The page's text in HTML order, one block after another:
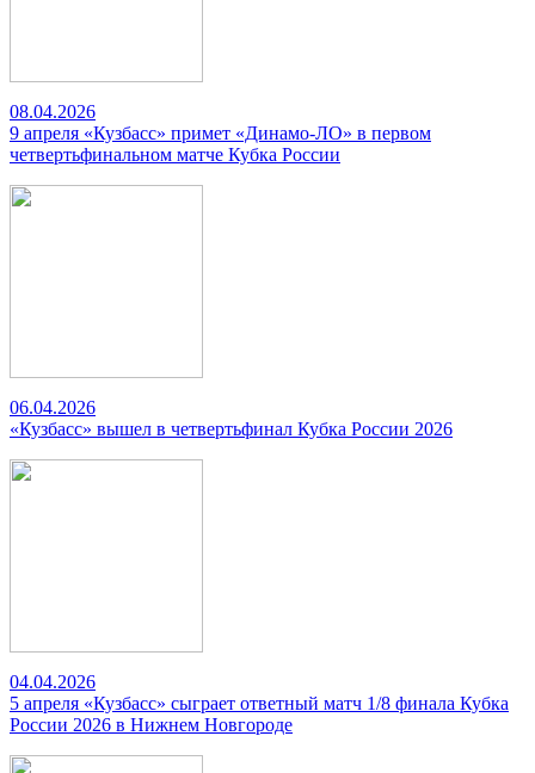
08.04.2026
9 апреля «Кузбасс» примет «Динамо-ЛО» в первом
четвертьфинальном матче Кубка России
06.04.2026
«Кузбасс» вышел в четвертьфинал Кубка России 2026
04.04.2026
5 апреля «Кузбасс» сыграет ответный матч 1/8 финала Кубка
России 2026 в Нижнем Новгороде